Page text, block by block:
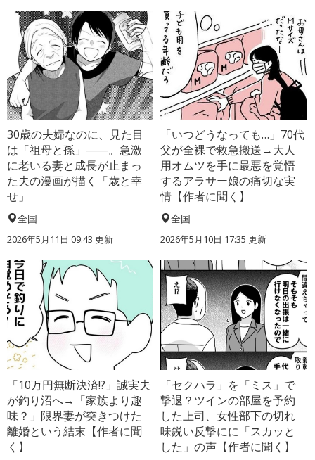
30歳の夫婦なのに、見た目
は「祖母と孫」――。急激
に老いる妻と成長が止まっ
た夫の漫画が描く「歳と幸
せ」
全国
2026年5月11日 09:43 更新
「いつどうなっても…」70代
父が全裸で救急搬送→大人
用オムツを手に最悪を覚悟
するアラサー娘の痛切な実
情【作者に聞く】
全国
2026年5月10日 17:35 更新
「10万円無断決済!?」誠実夫
が釣り沼へ→「家族より趣
味？」限界妻が突きつけた
離婚という結末【作者に聞
く】
「セクハラ」を「ミス」で
撃退？ツインの部屋を予約
した上司、女性部下の切れ
味鋭い反撃にに「スカッと
した」の声【作者に聞く】